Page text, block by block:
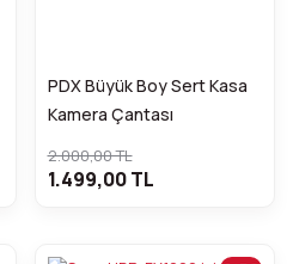
PDX Büyük Boy Sert Kasa
Kamera Çantası
2.000,00 TL
1.499,00 TL